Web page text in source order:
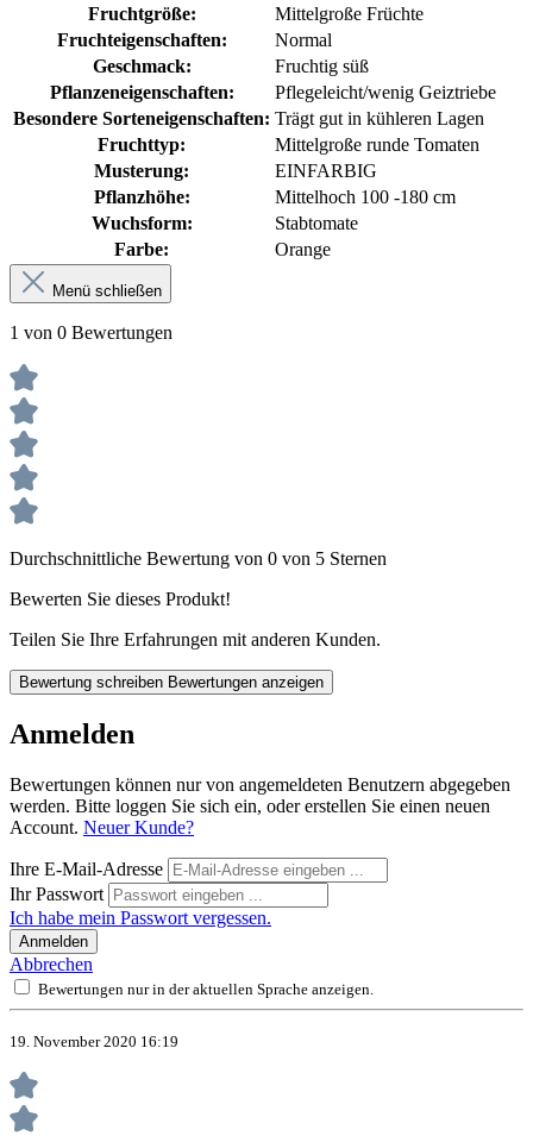
Fruchtgröße:
Mittelgroße Früchte
Fruchteigenschaften:
Normal
Geschmack:
Fruchtig süß
Pflanzeneigenschaften:
Pflegeleicht/wenig Geiztriebe
Besondere Sorteneigenschaften: Trägt gut in kühleren Lagen
Fruchttyp:
Mittelgroße runde Tomaten
Musterung:
EINFARBIG
Pflanzhöhe:
Mittelhoch 100 -180 cm
Wuchsform:
Stabtomate
Farbe:
Orange
Menü schließen
1 von 0 Bewertungen
Durchschnittliche Bewertung von 0 von 5 Sternen
Bewerten Sie dieses Produkt!
Teilen Sie Ihre Erfahrungen mit anderen Kunden.
Bewertung schreiben Bewertungen anzeigen
Anmelden
Bewertungen können nur von angemeldeten Benutzern abgegeben
werden. Bitte loggen Sie sich ein, oder erstellen Sie einen neuen
Account. Neuer Kunde?
Ihre E-Mail-Adresse
Ihr Passwort
Ich habe mein Passwort vergessen.
Anmelden
Abbrechen
Bewertungen nur in der aktuellen Sprache anzeigen.
19. November 2020 16:19